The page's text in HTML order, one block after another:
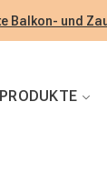
Balkon- und
PRODUKTE